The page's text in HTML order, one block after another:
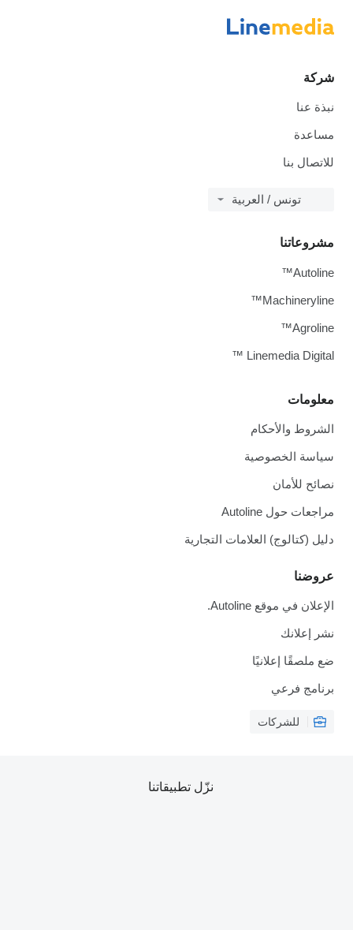
شركة
نبذة عنا
مساعدة
للاتصال بنا
تونس / العربية
معلومات
الشروط والأحكام
سياسة الخصوصية
نصائح للأمان
مراجعات حول Autoline
دليل (كتالوج) العلامات التجارية
عروضنا
الإعلان في موقع Autoline.
نشر إعلانك
ضع ملصقًا إعلانيًا
برنامج فرعي
للشركات
مشروعاتنا
Autoline™
Machineryline™
Agroline™
Linemedia Digital ™
نزّل تطبيقاتنا